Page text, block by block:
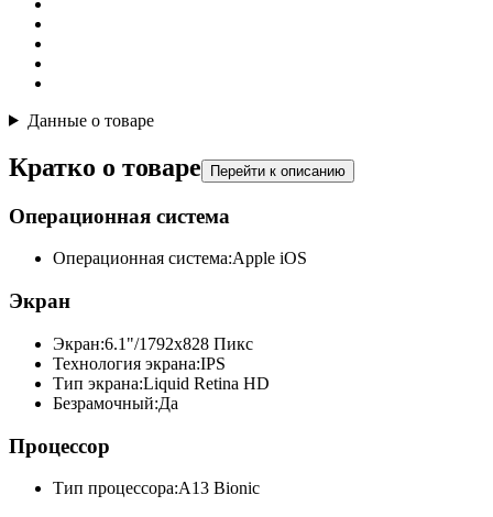
Данные о товаре
Кратко о товаре Перейти к описанию
Операционная система
Операционная система:Apple iOS
Экран
Экран:6.1"/1792x828 Пикс
Технология экрана:IPS
Тип экрана:Liquid Retina HD
Безрамочный:Да
Процессор
Тип процессора:A13 Bionic